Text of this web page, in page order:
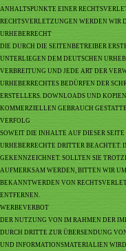
ANHALTSPUNKTE EINER
RECHTSVERLETZUNGEN WERDEN WIR
URHEBERRECHT
DIE DURCH DIE SEITENBETREIBER
UNTERLIEGEN DEM DEUTSCHEN
VERBREITUNG UND JEDE ART DER
URHEBERRECHTES BEDÜRFEN DER
ERSTELLERS. DOWNLOADS UND
KOMMERZIELLEN GEBRAUCH
VERFOLG
SOWEIT DIE INHALTE AUF DIESER
URHEBERRECHTE DRITTER BEACHTET.
GEKENNZEICHNET. SOLLTEN SIE
AUFMERKSAM WERDEN, BITTEN WIR
BEKANNTWERDEN VON
ENTFERNEN.
WERBEVERBOT
DER NUTZUNG VON IM RAHMEN DER
DURCH DRITTE ZUR ÜBERSENDUNG
UND INFORMATIONSMATERIALIEN